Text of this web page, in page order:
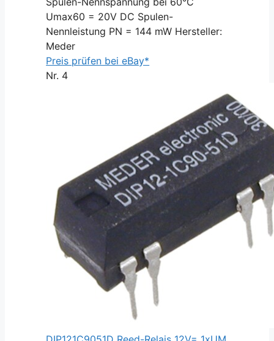
Umax60 = 20V DC Spulen-
Nennleistung PN = 144 mW Hersteller:
Meder
Preis prüfen bei eBay*
Nr. 4